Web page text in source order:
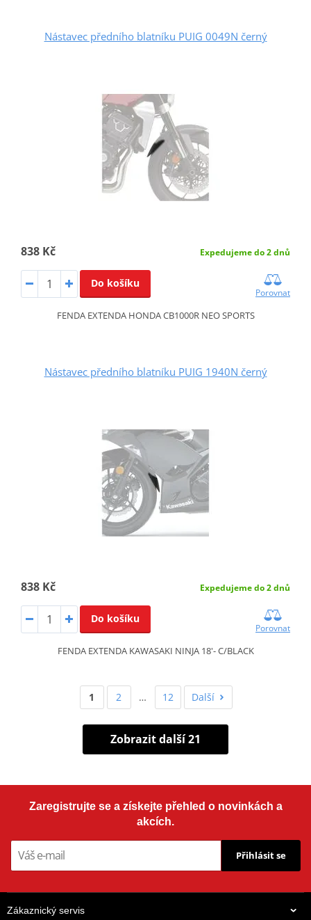
Nástavec předního blatníku PUIG 0049N černý
838 Kč Expedujeme do 2 dnů
Do košíku
Porovnat
FENDA EXTENDA HONDA CB1000R NEO SPORTS
Nástavec předního blatníku PUIG 1940N černý
838 Kč Expedujeme do 2 dnů
Do košíku
Porovnat
FENDA EXTENDA KAWASAKI NINJA 18'- C/BLACK
1 2 … 12 Další
Zobrazit další 21
Zaregistrujte se a získejte přehled o novinkách a
akcích.
Přihlásit se
Zákaznický servis